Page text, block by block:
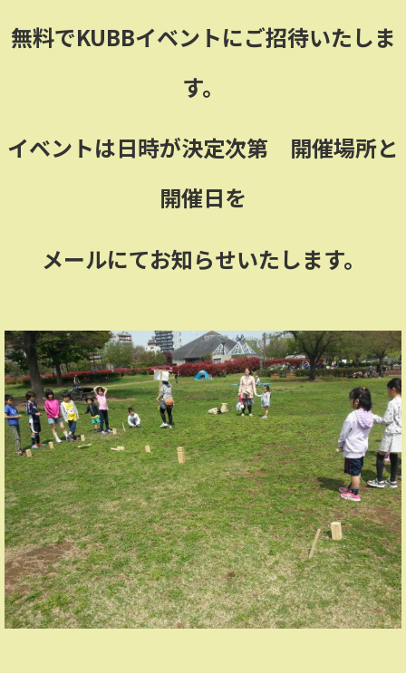
無料でKUBBイベントにご招待いたしま
す。
イベントは日時が決定次第 開催場所と
開催日を
メールにてお知らせいたします。